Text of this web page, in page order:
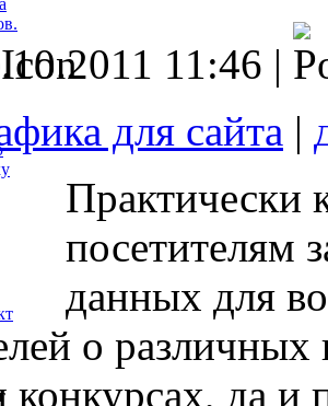
11:46 |
для сайта |
Практически
посетителям
данных для
о
конкурсах, да и